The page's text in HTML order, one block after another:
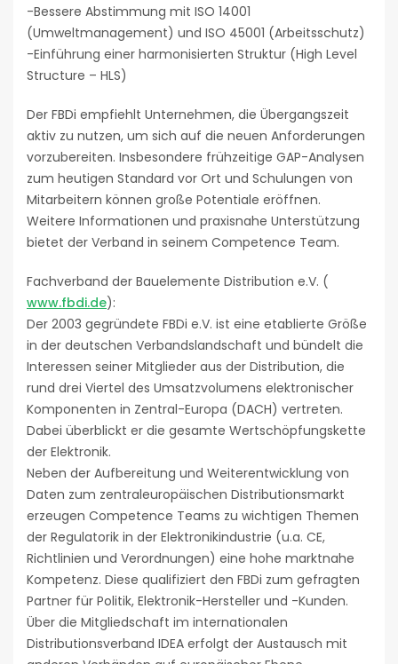
-Bessere Abstimmung mit ISO 14001
(Umweltmanagement) und ISO 45001 (Arbeitsschutz)
-Einführung einer harmonisierten Struktur (High Level
Structure – HLS)
Der FBDi empfiehlt Unternehmen, die Übergangszeit
aktiv zu nutzen, um sich auf die neuen Anforderungen
vorzubereiten. Insbesondere frühzeitige GAP-Analysen
zum heutigen Standard vor Ort und Schulungen von
Mitarbeitern können große Potentiale eröffnen.
Weitere Informationen und praxisnahe Unterstützung
bietet der Verband in seinem Competence Team.
Fachverband der Bauelemente Distribution e.V. (
www.fbdi.de):
Der 2003 gegründete FBDi e.V. ist eine etablierte Größe
in der deutschen Verbandslandschaft und bündelt die
Interessen seiner Mitglieder aus der Distribution, die
rund drei Viertel des Umsatzvolumens elektronischer
Komponenten in Zentral-Europa (DACH) vertreten.
Dabei überblickt er die gesamte Wertschöpfungskette
der Elektronik.
Neben der Aufbereitung und Weiterentwicklung von
Daten zum zentraleuropäischen Distributionsmarkt
erzeugen Competence Teams zu wichtigen Themen
der Regulatorik in der Elektronikindustrie (u.a. CE,
Richtlinien und Verordnungen) eine hohe marktnahe
Kompetenz. Diese qualifiziert den FBDi zum gefragten
Partner für Politik, Elektronik-Hersteller und -Kunden.
Über die Mitgliedschaft im internationalen
Distributionsverband IDEA erfolgt der Austausch mit